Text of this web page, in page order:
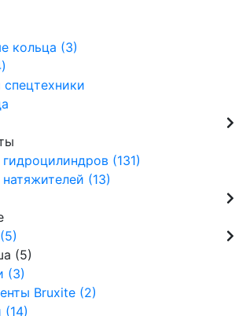
кольца (3)
(131)
(13)
(5)
(3)
Bruxite (2)
(14)